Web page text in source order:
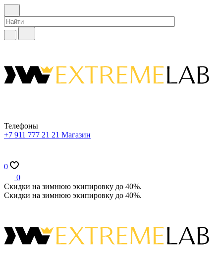
Телефоны
+7 911 777 21 21 Магазин
0
0
Скидки на зимнюю экипировку до 40%.
Скидки на зимнюю экипировку до 40%.